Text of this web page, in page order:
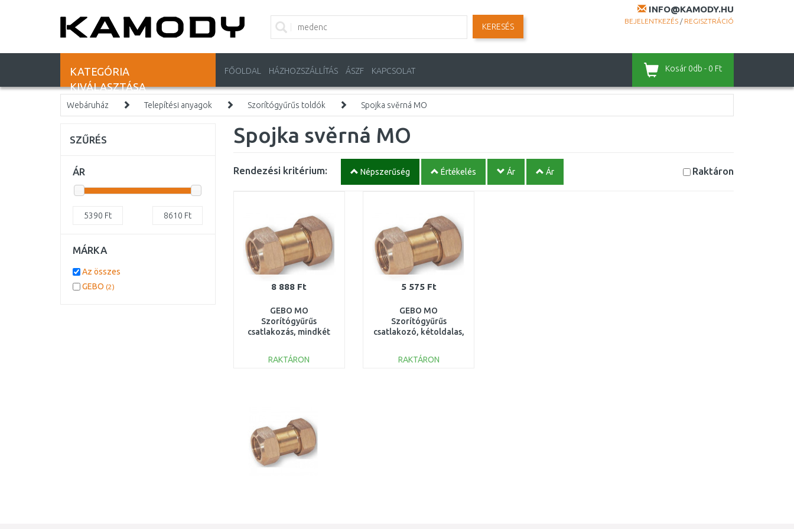
INFO@KAMODY.HU
BEJELENTKEZÉS / REGISZTRÁCIÓ
KERESÉS
KATEGÓRIA
KIVÁLASZTÁSA
FŐOLDAL HÁZHOZSZÁLLÍTÁS ÁSZF KAPCSOLAT Kosár 0db - 0 Ft
Webáruház Telepítési anyagok Szorítógyűrűs toldók Spojka svěrná MO
Spojka svěrná MO
Rendezési kritérium: Népszerűség Értékelés Ár Ár Raktáron
8 888 Ft
GEBO MO
Szorítógyűrűs
csatlakozás, mindkét
04.310.02.18
RAKTÁRON
5 575 Ft
GEBO MO
Szorítógyűrűs
csatlakozó, kétoldalas,
04.310.02.15
RAKTÁRON
SZŰRÉS
ÁR
5390 Ft 8610 Ft
MÁRKA
Az összes
GEBO (2)